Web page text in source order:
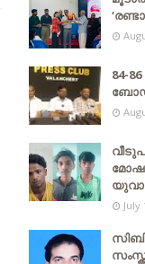
84-
July